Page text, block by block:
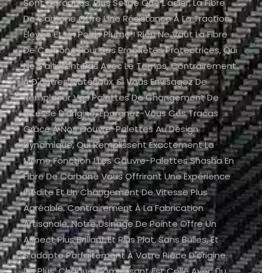
Sont Garanties. Plus Solide Que L'acier, La Fibre
De Carbone Offre Une Résistance À La Traction
Élevée Et Un Poids Plume ! Rien Ne Vaut La Fibre
De Carbone Pour Ses Propriétés Protectrices, Qui
Ne S'altèrent Pas Avec Le Temps, Contrairement
À D'autres Matériaux. Si Vous Envisagez De
Remplacer Vos Palettes De Changement De
Vitesse D'origine, Épargnez-Vous Ces Tracas
Grâce À Nos Couvre-Palettes Au Design
Dynamique, Qui Remplissent Exactement La
Même Fonction ! Les Couvre-Palettes Shasha En
Fibre De Carbone Vous Offriront Une Expérience
Inédite Et Un Changement De Vitesse Plus
Agréable. Contrairement À La Fabrication
Artisanale, Notre Usinage De Pointe Offre Un
Aspect Plus Brillant Et Plus Plat, Sans Bulles, Et
S'adapte Parfaitement À Votre Pièce D'origine.